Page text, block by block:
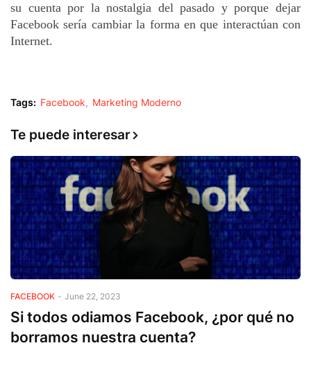
su cuenta por la nostalgia del pasado y porque dejar
Facebook sería cambiar la forma en que interactúan con
Internet.
Tags: Facebook Marketing Moderno
Te puede interesar
FACEBOOK - June 22, 2023
Si todos odiamos Facebook, ¿por qué no
borramos nuestra cuenta?